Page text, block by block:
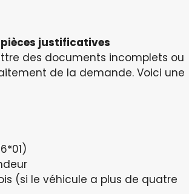
pièces justificatives
des documents incomplets ou
de la demande. Voici une
(si le véhicule a plus de quatre